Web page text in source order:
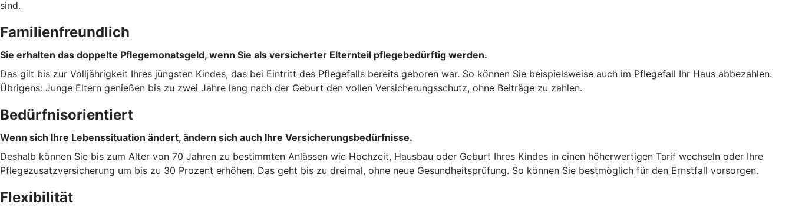
sind.
Familienfreundlich
Sie erhalten das doppelte Pflegemonatsgeld, wenn Sie als versicherter Elternteil pflegebedürftig werden.
Das gilt bis zur Volljährigkeit Ihres jüngsten Kindes, das bei Eintritt des Pflegefalls bereits geboren war. So können Sie beispielsweise auch im Pflegefall Ihr Haus abbezahlen.
Übrigens: Junge Eltern genießen bis zu zwei Jahre lang nach der Geburt den vollen Versicherungsschutz, ohne Beiträge zu zahlen.
Bedürfnisorientiert
Wenn sich Ihre Lebenssituation ändert, ändern sich auch Ihre Versicherungsbedürfnisse.
Deshalb können Sie bis zum Alter von 70 Jahren zu bestimmten Anlässen wie Hochzeit, Hausbau oder Geburt Ihres Kindes in einen höherwertigen Tarif wechseln oder Ihre
Pflegezusatzversicherung um bis zu 30 Prozent erhöhen. Das geht bis zu dreimal, ohne neue Gesundheitsprüfung. So können Sie bestmöglich für den Ernstfall vorsorgen.
Flexibilität